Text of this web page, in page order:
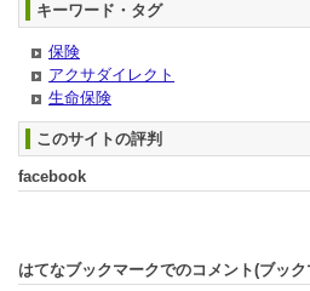
キーワード・タグ
保険
アクサダイレクト
生命保険
このサイトの評判
facebook
はてなブックマークでのコメント(ブック